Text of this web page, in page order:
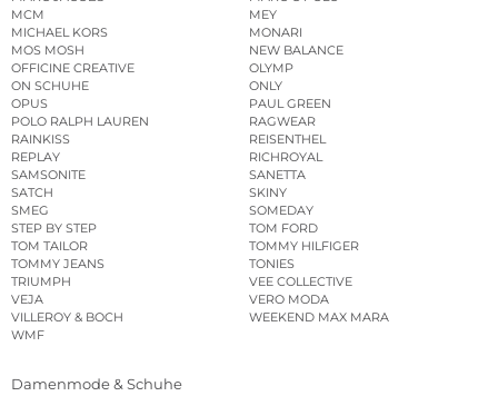
MCM
MEY
MICHAEL KORS
MONARI
MOS MOSH
NEW BALANCE
OFFICINE CREATIVE
OLYMP
ON SCHUHE
ONLY
OPUS
PAUL GREEN
POLO RALPH LAUREN
RAGWEAR
RAINKISS
REISENTHEL
REPLAY
RICHROYAL
SAMSONITE
SANETTA
SATCH
SKINY
SMEG
SOMEDAY
STEP BY STEP
TOM FORD
TOM TAILOR
TOMMY HILFIGER
TOMMY JEANS
TONIES
TRIUMPH
VEE COLLECTIVE
VEJA
VERO MODA
VILLEROY & BOCH
WEEKEND MAX MARA
WMF
Damenmode & Schuhe